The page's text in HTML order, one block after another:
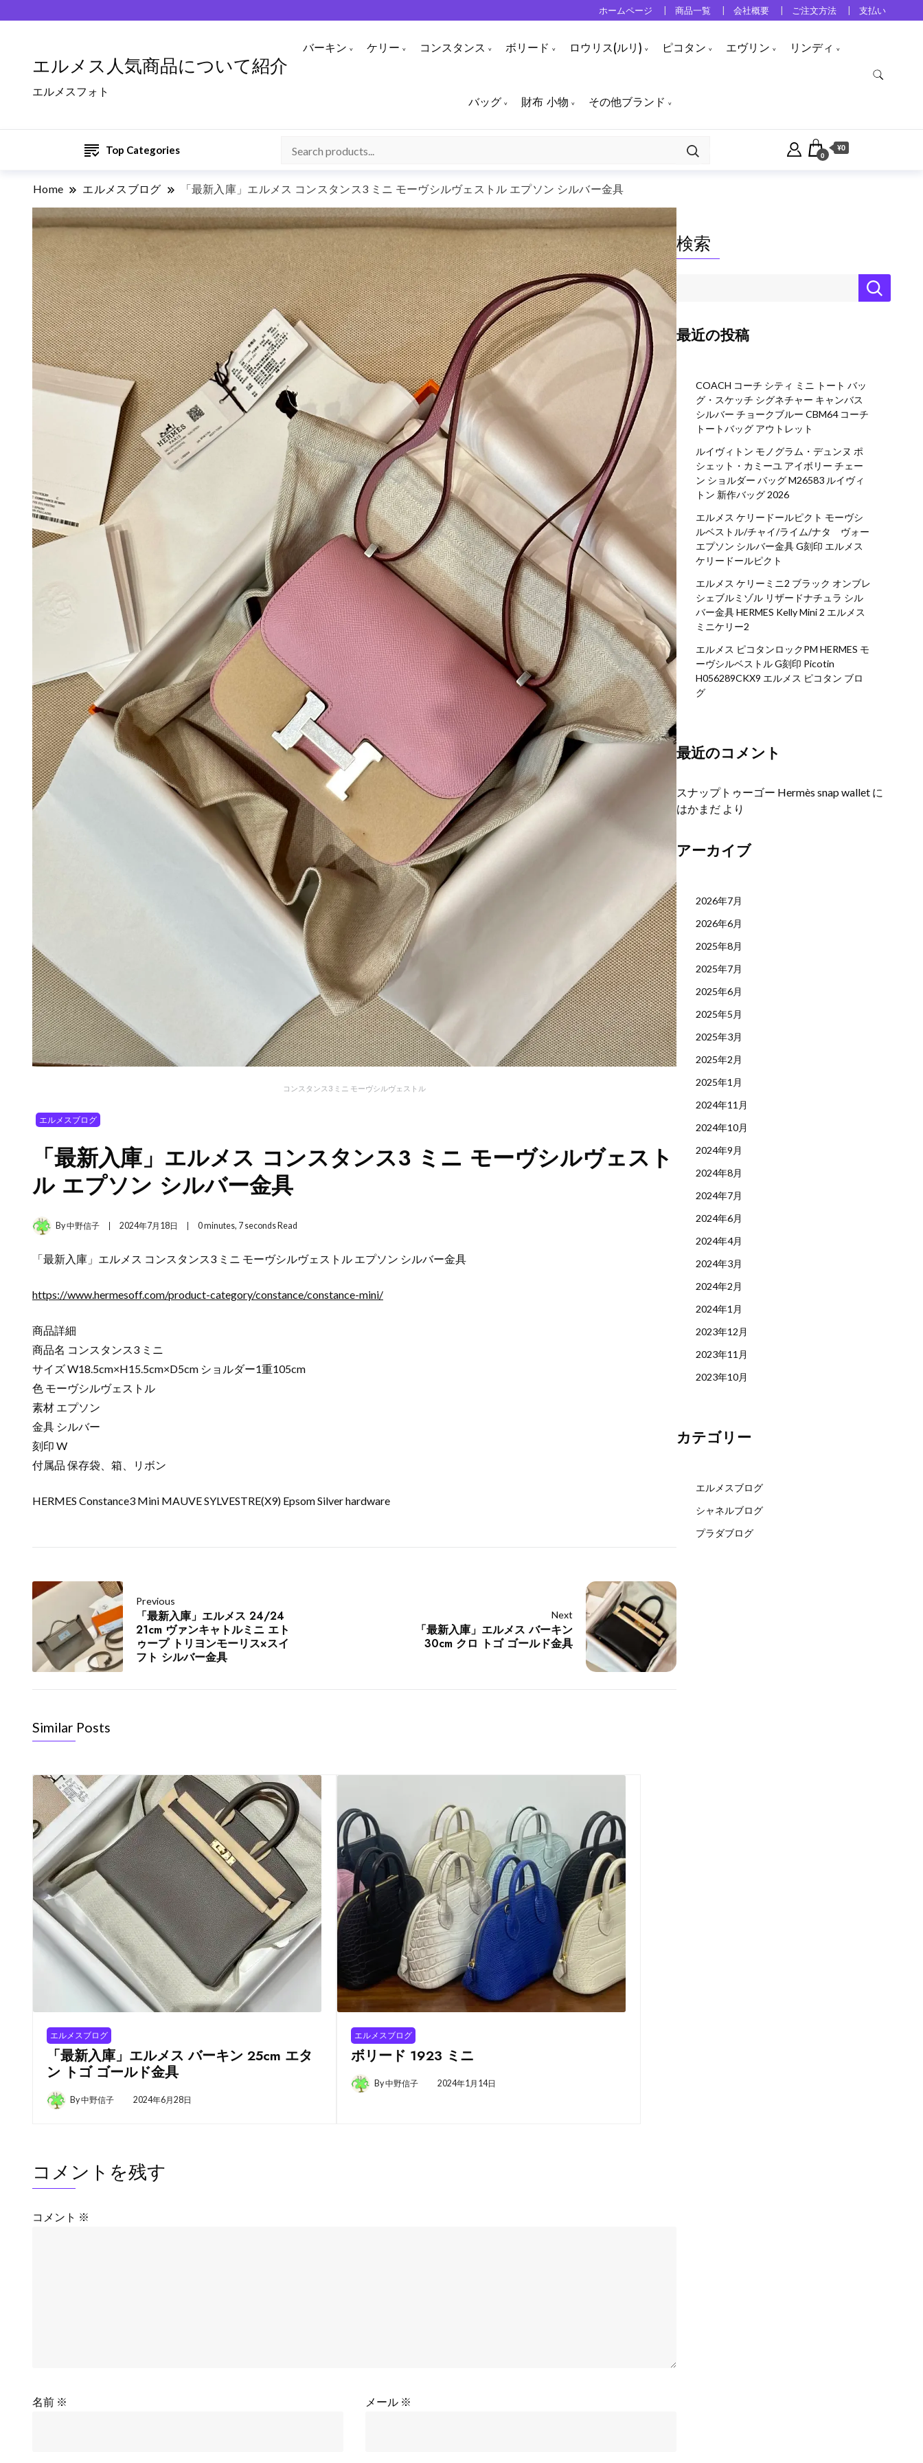
ホームページ 商品一覧 会社概要 ご注文方法 支払い
エルメス人気商品について紹介
エルメスフォト
バーキン ケリー コンスタンス ボリード ロウリス(ルリ) ピコタン エヴリン リンディ
バッグ 財布 小物 その他ブランド
Top Categories 0
¥0
Home エルメスブログ 「最新入庫」エルメス コンスタンス3 ミニ モーヴシルヴェストル エプソン シルバー金具
コンスタンス3 ミニ モーヴシルヴェストル
エルメスブログ
「最新入庫」エルメス コンスタンス3 ミニ モーヴシルヴェスト
ル エプソン シルバー金具
By中野信子 2024年7月18日 0 minutes, 7 seconds Read
「最新入庫」エルメス コンスタンス3 ミニ モーヴシルヴェストル エプソン シルバー金具
https://www.hermesoff.com/product-category/constance/constance-mini/
商品詳細
商品名 コンスタンス3 ミニ
サイズ W18.5cm×H15.5cm×D5cm ショルダー1重105cm
色 モーヴシルヴェストル
素材 エプソン
金具 シルバー
刻印 W
付属品 保存袋、箱、リボン
HERMES Constance3 Mini MAUVE SYLVESTRE(X9) Epsom Silver hardware
Previous
「最新入庫」エルメス 24/24
21cm ヴァンキャトルミニ エト
ゥープ トリヨンモーリス×スイ
フト シルバー金具
Next
「最新入庫」エルメス バーキン
30cm クロ トゴ ゴールド金具
Similar Posts
エルメスブログ
「最新入庫」エルメス バーキン 25cm エタ
ン トゴ ゴールド金具
By中野信子 2024年6月28日
エルメスブログ
ボリード 1923 ミニ
By中野信子 2024年1月14日
コメントを残す
コメント ※
名前 ※ メール ※
検索
最近の投稿
COACH コーチ シティ ミニ トート バッ
グ・スケッチ シグネチャー キャンバス
シルバー チョークブルー CBM64 コーチ
トートバッグ アウトレット
ルイヴィトン モノグラム・デュンヌ ポ
シェット・カミーユ アイボリー チェー
ン ショルダー バッグ M26583 ルイヴィ
トン 新作バッグ 2026
エルメス ケリードールピクト モーヴシ
ルベストル/チャイ/ライム/ナタ ヴォー
エプソン シルバー金具 G刻印 エルメス
ケリードールピクト
エルメス ケリーミニ2 ブラック オンブレ
シェブルミゾル リザードナチュラ シル
バー金具 HERMES Kelly Mini 2 エルメス
ミニケリー2
エルメス ピコタンロックPM HERMES モ
ーヴシルベストル G刻印 Picotin
H056289CKX9 エルメス ピコタン ブロ
グ
最近のコメント
スナップトゥーゴー Hermès snap walletに
はかまだより
アーカイブ
2026年7月
2026年6月
2025年8月
2025年7月
2025年6月
2025年5月
2025年3月
2025年2月
2025年1月
2024年11月
2024年10月
2024年9月
2024年8月
2024年7月
2024年6月
2024年4月
2024年3月
2024年2月
2024年1月
2023年12月
2023年11月
2023年10月
カテゴリー
エルメスブログ
シャネルブログ
プラダブログ